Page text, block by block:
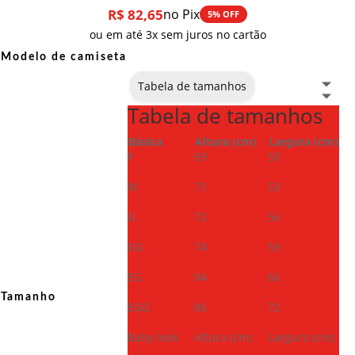
R$ 82,65no Pix 5% OFF
ou em até 3x sem juros no cartão
Modelo de camiseta
Tamanho
Tabela de tamanhos
Tabela de tamanhos
Básica Altura (cm)
Largura (cm)
P
69
50
M
71
53
G
72
56
GG
74
59
EG
84
66
EGG
86
72
Baby look
Altura (cm)
Largura (cm)